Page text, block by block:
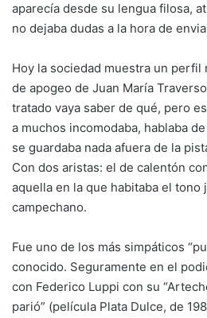
aparecía desde su lengua filosa,
no dejaba dudas a la hora de
Hoy la sociedad muestra un perfil
de apogeo de Juan María
tratado vaya saber de qué, pero
a muchos incomodaba, hablaba
se guardaba nada afuera de la
Con dos aristas: el de calentón
aquella en la que habitaba el tono
campechano.
Fue uno de los más simpáticos
conocido. Seguramente en el
con Federico Luppi con su
parió” (película Plata Dulce, de